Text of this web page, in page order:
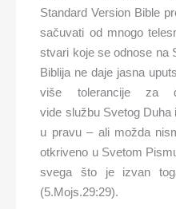
Standard Version Bible
sačuvati od mnogo
stvari koje se odnose na
Biblija ne daje jasna
više tolerancije za
vide službu Svetog
u pravu – ali možda
otkriveno u Svetom
svega što je izvan
(5.Mojs.29:29).